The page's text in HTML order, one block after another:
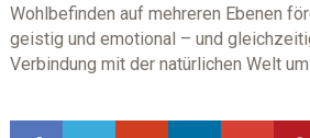
Wohlbefinden auf mehreren Ebenen
geistig und emotional – und
Verbindung mit der natürlichen Welt